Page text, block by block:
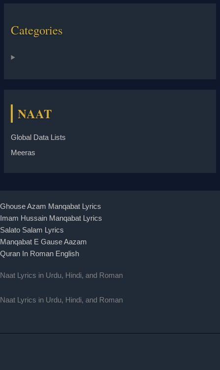
Categories
NAAT
Global Data Lists
Meeras
Ghouse Azam Manqabat Lyrics
Imam Hussain Manqabat Lyrics
Salato Salam Lyrics
Manqabat E Gause Aazam
Quran In Roman English
Naat Lyrics in Urdu, Hindi, and Roman
Naat Lyrics in Urdu, Hindi, and Roman